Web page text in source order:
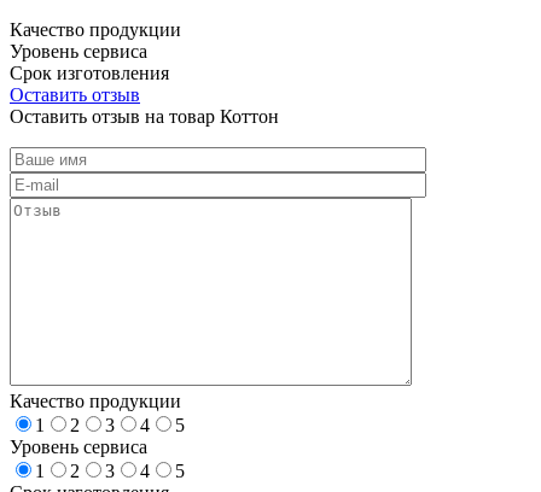
Качество продукции
Уровень сервиса
Срок изготовления
Оставить отзыв
Оставить отзыв на товар Коттон
Качество продукции
1
2 3 4
5
Уровень сервиса
1
2 3 4
5